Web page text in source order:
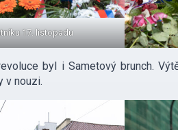
17. listopadu
byl i Sametový brunch.
v nouzi.